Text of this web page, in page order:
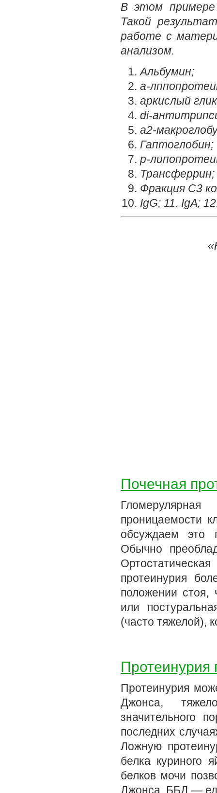
В этом примере
Такой
работе с
анализом.
Альбумин;
а-
аркислый
di-
а2-
Гаптоглобин;
р-
Трансферрин;
Фракция С3
IgG; 11. IgA;
Почечная
проницаемости
обсуждаем это
Обычно
протеинурия
положении стоя,
или
(часто тяжелой),
Протеинурия
Протеинурия
Джонса,
значительного
последних
Ложную
белка куриного
белков мочи
Джонса. ББД —